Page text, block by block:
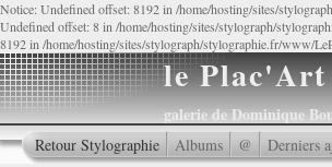
Notice: Undefined offset: 8192 in /home/hosting/sites/
Undefined offset: 8 in /home/hosting/sites/stylograph/
8192 in /home/hosting/sites/stylograph/stylographie.fr/www/
le Plac'Art
galerie de Dominique
Retour Stylographie Albums @ Derniers